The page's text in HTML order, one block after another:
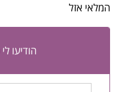
המלאי אזל
הודיעו